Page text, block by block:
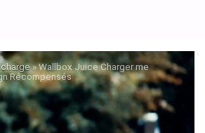
»Wallbox Juice Charger me
Récompensés